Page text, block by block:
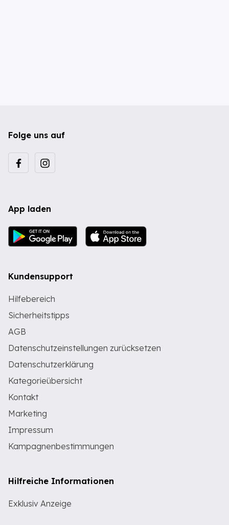
Folge uns auf
App laden
Kundensupport
Hilfebereich
Sicherheitstipps
AGB
Datenschutzeinstellungen zurücksetzen
Datenschutzerklärung
Kategorieübersicht
Kontakt
Marketing
Impressum
Kampagnenbestimmungen
Hilfreiche Informationen
Exklusiv Anzeige